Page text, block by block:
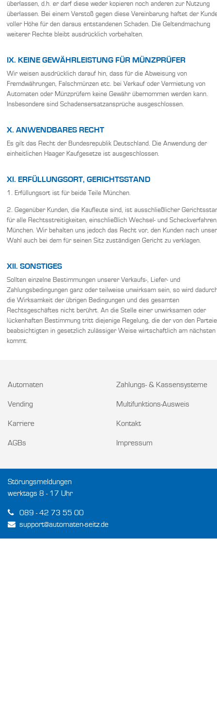
überlassen, d.h. er darf diese weder kopieren noch anderen zur Nutzung
überlassen. Bei einem Verstoß gegen diese Vereinbarung haftet der
voller Höhe für den daraus entstandenen Schaden. Die Geltendmachung
weiterer Rechte bleibt ausdrücklich vorbehalten.
IX. KEINE GEWÄHRLEISTUNG FÜR MÜNZPRÜFER
Wir weisen ausdrücklich darauf hin, dass für die Abweisung von
Fremdwährungen, Falschmünzen etc. bei Verkauf oder Vermietung von
Automaten oder Münzprüfern keine Gewähr übernommen werden kann.
Insbesondere sind Schadensersatzansprüche ausgeschlossen.
X. ANWENDBARES RECHT
Es gilt das Recht der Bundesrepublik Deutschland. Die Anwendung der
einheitlichen Haager Kaufgesetze ist ausgeschlossen.
XI. ERFÜLLUNGSORT, GERICHTSSTAND
1. Erfüllungsort ist für beide Teile München.
2. Gegenüber Kunden, die Kaufleute sind, ist ausschließlicher
für alle Rechtsstreitigkeiten, einschließlich Wechsel- und
München. Wir behalten uns jedoch das Recht vor, den Kunden nach
Wahl auch bei dem für seinen Sitz zuständigen Gericht zu verklagen.
XII. SONSTIGES
Sollten einzelne Bestimmungen unserer Verkaufs-, Liefer- und
Zahlungsbedingungen ganz oder teilweise unwirksam sein, so wird
die Wirksamkeit der übrigen Bedingungen und des gesamten
Rechtsgeschäftes nicht berührt. An die Stelle einer unwirksamen oder
lückenhaften Bestimmung tritt diejenige Regelung, die der von den
beabsichtigten in gesetzlich zulässiger Weise wirtschaftlich am nächsten
kommt.
Automaten Zahlungs- & Kassensysteme
Vending Multifunktions-Ausweis
Karriere Kontakt
AGBs Impressum
Störungsmeldungen
werktags 8 - 17 Uhr
089 - 42 73 55 00
support@automaten-seitz.de